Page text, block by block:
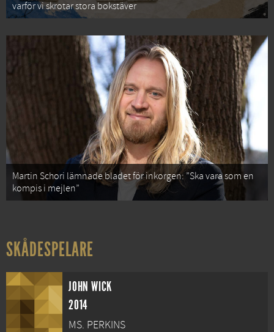
varför vi skrotar stora bokstäver
Martin Schori lämnade bladet för inkorgen: ”Ska vara som en
kompis i mejlen”
SKÅDESPELARE
JOHN WICK
2014
MS. PERKINS